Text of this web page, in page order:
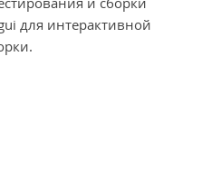
для интерактивной